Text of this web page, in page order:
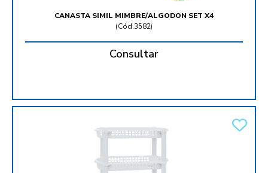
CANASTA SIMIL MIMBRE/ALGODON SET X4
(Cód.3582)
Consultar